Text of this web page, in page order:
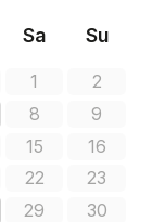
Sa Su
1
2
8
9
15
16
22
23
29
30